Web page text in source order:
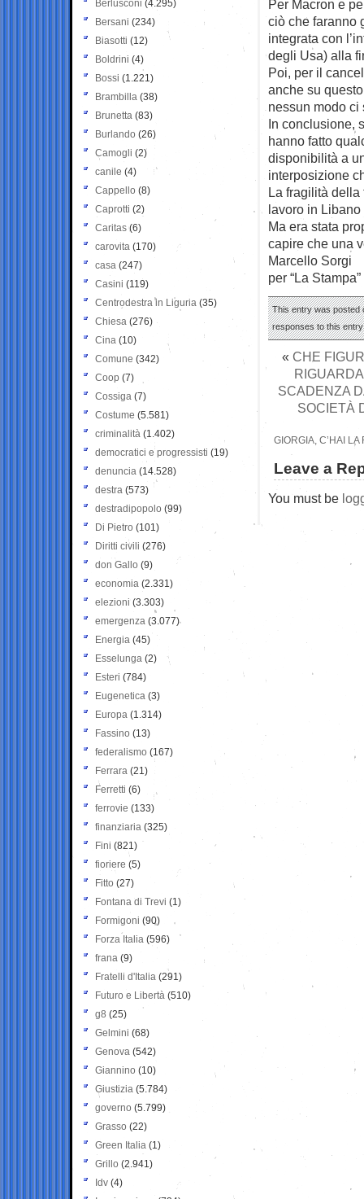
Per Macron e
ciò che faranno
integrata con
degli Usa) alla
Poi, per il
anche su
nessun modo ci
In conclusione,
hanno fatto
disponibilità a
interposizione
La fragilità della
lavoro in Libano
Ma era stata
capire che una
Marcello Sorgi
per “La Stampa”
This entry was posted
responses to this
« CHE
SCADENZA
SOCIETÀ
GIORGIA, C’HAI
Leave a
You must be
Berlusconi (4.295)
Bersani (234)
Biasotti (12)
Boldrini (4)
Bossi (1.221)
Brambilla (38)
Brunetta (83)
Burlando (26)
Camogli (2)
canile (4)
Cappello (8)
Caprotti (2)
Caritas (6)
carovita (170)
casa (247)
Casini (119)
Centrodestra in Liguria (35)
Chiesa (276)
Cina (10)
Comune (342)
Coop (7)
Cossiga (7)
Costume (5.581)
criminalità (1.402)
democratici e progressisti (19)
denuncia (14.528)
destra (573)
destradipopolo (99)
Di Pietro (101)
Diritti civili (276)
don Gallo (9)
economia (2.331)
elezioni (3.303)
emergenza (3.077)
Energia (45)
Esselunga (2)
Esteri (784)
Eugenetica (3)
Europa (1.314)
Fassino (13)
federalismo (167)
Ferrara (21)
Ferretti (6)
ferrovie (133)
finanziaria (325)
Fini (821)
fioriere (5)
Fitto (27)
Fontana di Trevi (1)
Formigoni (90)
Forza Italia (596)
frana (9)
Fratelli d'Italia (291)
Futuro e Libertà (510)
g8 (25)
Gelmini (68)
Genova (542)
Giannino (10)
Giustizia (5.784)
governo (5.799)
Grasso (22)
Green Italia (1)
Grillo (2.941)
Idv (4)